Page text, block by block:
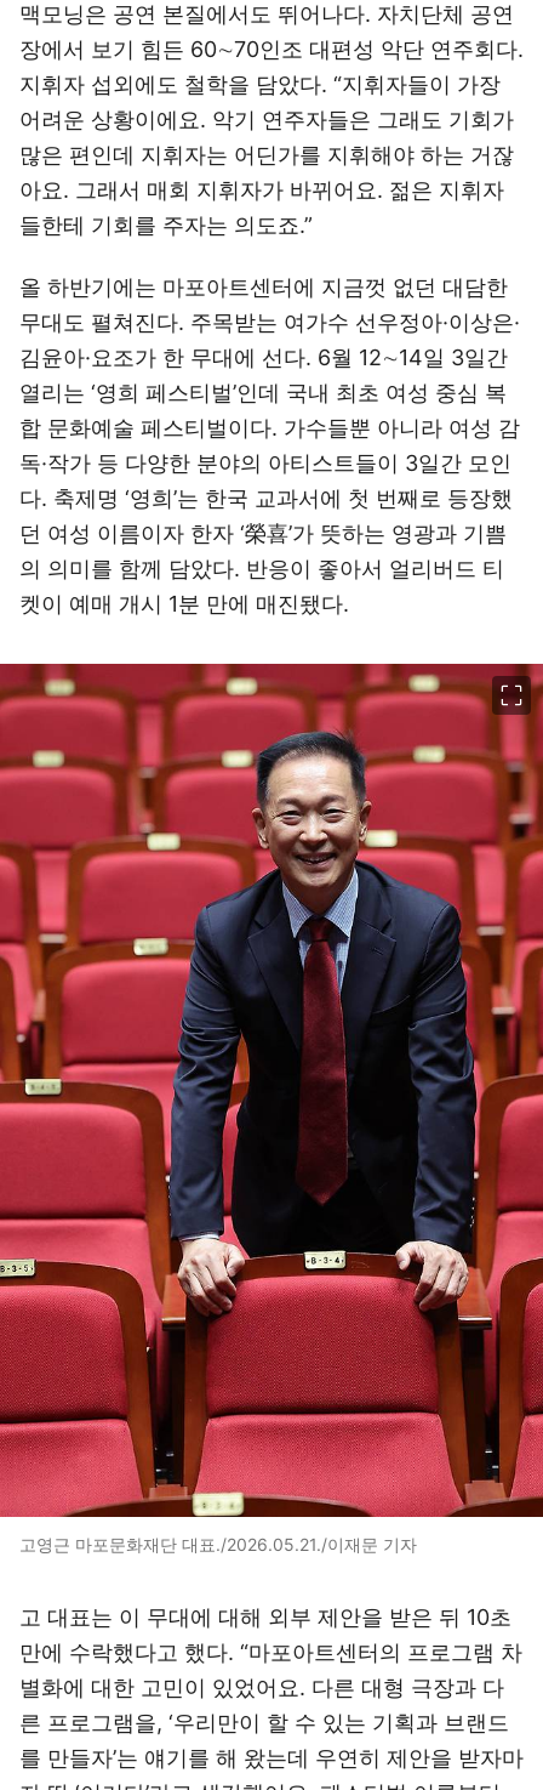
맥모닝은 공연 본질에서도 뛰어나다. 자치단체 공연
장에서 보기 힘든 60∼70인조 대편성 악단 연주회다.
지휘자 섭외에도 철학을 담았다. “지휘자들이 가장
어려운 상황이에요. 악기 연주자들은 그래도 기회가
많은 편인데 지휘자는 어딘가를 지휘해야 하는 거잖
아요. 그래서 매회 지휘자가 바뀌어요. 젊은 지휘자
들한테 기회를 주자는 의도죠.”
올 하반기에는 마포아트센터에 지금껏 없던 대담한
무대도 펼쳐진다. 주목받는 여가수 선우정아·이상은·
김윤아·요조가 한 무대에 선다. 6월 12∼14일 3일간
열리는 ‘영희 페스티벌’인데 국내 최초 여성 중심 복
합 문화예술 페스티벌이다. 가수들뿐 아니라 여성 감
독·작가 등 다양한 분야의 아티스트들이 3일간 모인
다. 축제명 ‘영희’는 한국 교과서에 첫 번째로 등장했
던 여성 이름이자 한자 ‘榮喜’가 뜻하는 영광과 기쁨
의 의미를 함께 담았다. 반응이 좋아서 얼리버드 티
켓이 예매 개시 1분 만에 매진됐다.
고영근 마포문화재단 대표./2026.05.21./이재문 기자
고 대표는 이 무대에 대해 외부 제안을 받은 뒤 10초
만에 수락했다고 했다. “마포아트센터의 프로그램 차
별화에 대한 고민이 있었어요. 다른 대형 극장과 다
른 프로그램을, ‘우리만이 할 수 있는 기획과 브랜드
를 만들자’는 얘기를 해 왔는데 우연히 제안을 받자마